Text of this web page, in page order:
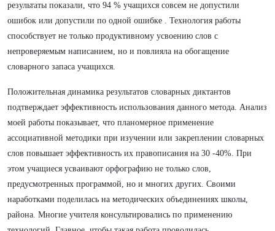
результаты показали, что 94 % учащихся совсем не допустили
ошибок или допустили по одной ошибке . Технология работы
способствует не только продуктивному усвоению слов с
непроверяемым написанием, но и повлияла на обогащение
словарного запаса учащихся.
Положительная динамика результатов словарных диктантов
подтверждает эффективность использования данного метода. Анализ
моей работы показывает, что планомерное применение
ассоциативной методики при изучении или закреплении словарных
слов повышает эффективность их правописания на 30 -40%. При
этом учащиеся усваивают орфографию не только слов,
предусмотренных программой, но и многих других. Своими
наработками поделилась на методических объединениях школы,
района. Многие учителя консультировались по применению